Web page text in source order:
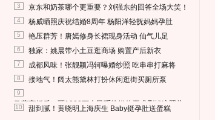
3 京东和奶茶哪个更重要？刘强东的回答全场大笑！
4 杨威晒照庆祝结婚8周年 杨阳洋轻抚妈妈孕肚
5 艳压群芳！唐嫣修身长裙现身活动 仙气儿足
6 独家：姚晨带小土豆逛商场 购置产后新衣
7 成都风味！张靓颖冯轲曝婚纱照 吃串串打麻将
8 接地气！阔太熊黛林打扮休闲逛街买厕所泵
9
马蓉离婚后，砸1000万人民币给媒体要求删掉这照片
10 甜到腻！黄晓明上海庆生 Baby挺孕肚送蛋糕